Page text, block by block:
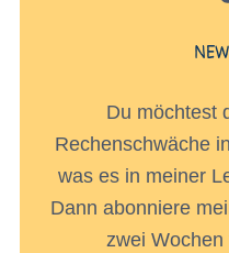
Du möchtest
Rechenschwäche
was es in meiner
Dann abonniere
zwei